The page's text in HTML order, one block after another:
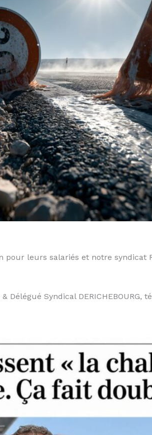
leurs salariés et notre syndicat
Syndical DERICHEBOURG,